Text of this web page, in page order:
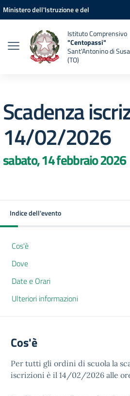
Vai ai contenuti
Vai al menu di navigazione
Vai al footer
Ministero dell'Istruzione e del
Istituto Comprensivo
"Centopassi"
Sant'Antonino di Susa
(TO)
Scadenza
14/02/2026
sabato, 14 febbraio 2026
Indice dell'evento
Cos'è
Dove
Date e Orari
Ulteriori informazioni
Cos'è
Per tutti gli ordini di scuola la
iscrizioni è il 14/02/2026 alle